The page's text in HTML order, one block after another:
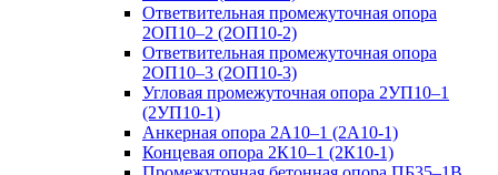
Ответвительная промежуточная опора
2ОП10–2 (2ОП10-2)
Ответвительная промежуточная опора
2ОП10–3 (2ОП10-3)
Угловая промежуточная опора 2УП10–1
(2УП10-1)
Анкерная опора 2А10–1 (2А10-1)
Концевая опора 2К10–1 (2К10-1)